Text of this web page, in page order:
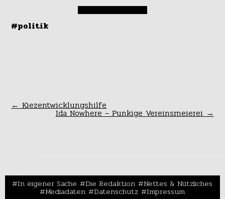
#politik
←Kiezentwicklungshilfe
Ida Nowhere – Punkige Vereinsmeierei→
In eigener Sache Die Redaktion Nettes & Nützliches
Mediadaten Datenschutz Impressum